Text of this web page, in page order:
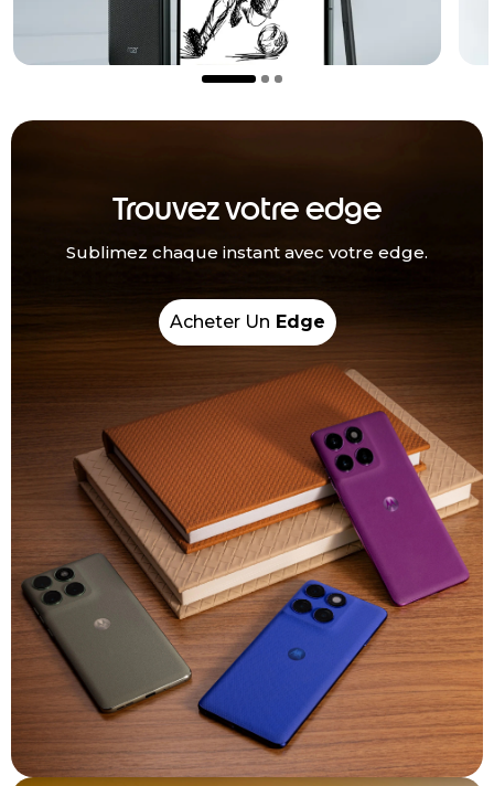
Trouvez votre edge
Sublimez chaque instant avec votre edge.
Acheter Un Edge